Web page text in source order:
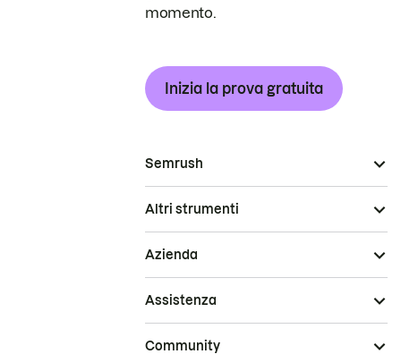
momento.
Inizia la prova gratuita
Semrush
Altri strumenti
Azienda
Assistenza
Community